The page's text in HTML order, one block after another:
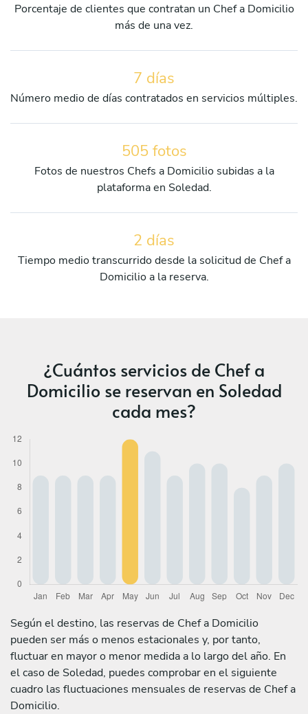
Porcentaje de clientes que contratan un Chef a Domicilio
más de una vez.
7 días
Número medio de días contratados en servicios múltiples.
505 fotos
Fotos de nuestros Chefs a Domicilio subidas a la
plataforma en Soledad.
2 días
Tiempo medio transcurrido desde la solicitud de Chef a
Domicilio a la reserva.
¿Cuántos servicios de Chef a
Domicilio se reservan en Soledad
cada mes?
Según el destino, las reservas de Chef a Domicilio
pueden ser más o menos estacionales y, por tanto,
fluctuar en mayor o menor medida a lo largo del año. En
el caso de Soledad, puedes comprobar en el siguiente
cuadro las fluctuaciones mensuales de reservas de Chef a
Domicilio.